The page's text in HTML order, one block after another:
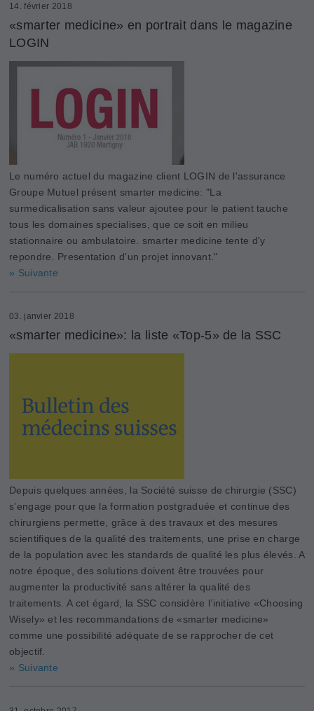
14. février 2018
«smarter medicine» en portrait dans le magazine
LOGIN
Le numéro actuel du magazine client LOGIN de l'assurance
Groupe Mutuel présent smarter medicine: "La
surmedicalisation sans valeur ajoutee pour le patient tauche
tous les domaines specialises, que ce soit en milieu
stationnaire ou ambulatoire. smarter medicine tente d'y
repondre. Presentation d'un projet innovant."
» Suivante
03. janvier 2018
«smarter medicine»: la liste «Top-5» de la SSC
Depuis quelques années, la Société suisse de chirurgie (SSC)
s’engage pour que la formation postgraduée et continue des
chirurgiens permette, grâce à des travaux et des mesures
scientifiques de la qualité des traitements, une prise en charge
de la population avec les standards de qualité les plus élevés. A
notre époque, des solutions doivent être trouvées pour
augmenter la productivité sans altérer la qualité des
traitements. A cet égard, la SSC considère l’initiative «Choosing
­Wisely» et les recommandations de «smarter medicine»
comme une possibilité adéquate de se rapprocher de cet
objectif.
» Suivante